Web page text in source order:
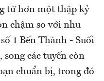
từ hơn một thập kỷ
chậm so với nhu
1 Bến Thành - Suối
các tuyến còn
chuẩn bị, trong đó